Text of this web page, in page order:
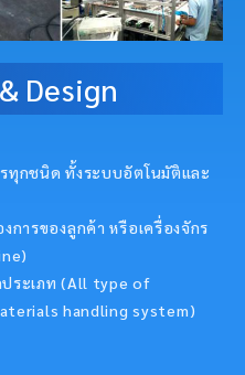
Design
ทุกชนิด ทั้งระบบอัตโนมัติและ
การของลูกค้า หรือเครื่องจักร
ประเภท (All type of
handling system)